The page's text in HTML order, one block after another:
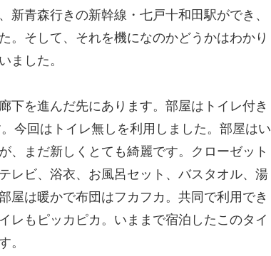
青森行きの新幹線・七戸十和田駅ができ、
。そして、それを機になのかどうかはわかり
ました。
下を進んだ先にあります。部屋はトイレ付き
今回はトイレ無しを利用しました。部屋はい
、まだ新しくとても綺麗です。クローゼット
レビ、浴衣、お風呂セット、バスタオル、湯
屋は暖かで布団はフカフカ。共同で利用でき
レもピッカピカ。いままで宿泊したこのタイ
。